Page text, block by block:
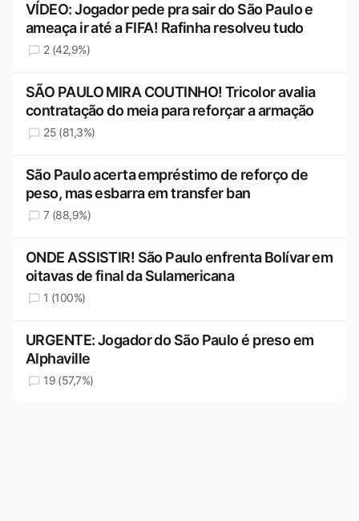
VÍDEO: Jogador pede pra sair do São Paulo e
ameaça ir até a FIFA! Rafinha resolveu tudo
2 (42,9%)
SÃO PAULO MIRA COUTINHO! Tricolor avalia
contratação do meia para reforçar a armação
25 (81,3%)
São Paulo acerta empréstimo de reforço de
peso, mas esbarra em transfer ban
7 (88,9%)
ONDE ASSISTIR! São Paulo enfrenta Bolívar em
oitavas de final da Sulamericana
1 (100%)
URGENTE: Jogador do São Paulo é preso em
Alphaville
19 (57,7%)